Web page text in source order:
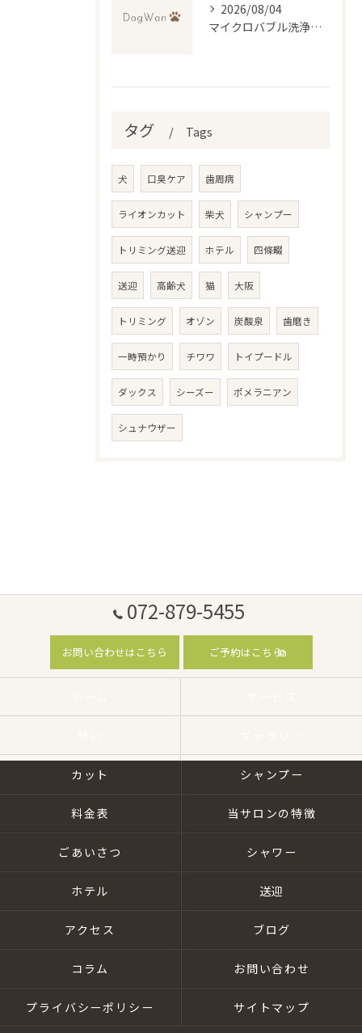
2026/08/04
マイクロバブル洗浄が叶える低刺激トリミングの魅力
タグ Tags
犬 口臭ケア 歯周病
ライオンカット 柴犬 シャンプー
トリミング送迎 ホテル 四條畷
送迎 高齢犬 猫 大阪
トリミング オゾン 炭酸泉 歯磨き
一時預かり チワワ トイプードル
ダックス シーズー ポメラニアン
シュナウザー
072-879-5455
お問い合わせはこちら ご予約はこちら
カット シャンプー
料金表 当サロンの特徴
ごあいさつ シャワー
ホテル 送迎
アクセス ブログ
コラム お問い合わせ
プライバシーポリシー サイトマップ